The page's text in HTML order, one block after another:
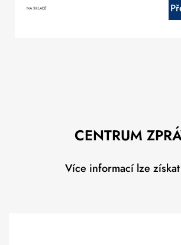
NA SKLADĚ
CENTRUM
Více informací lze